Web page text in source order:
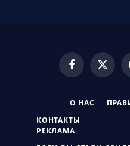
Facebook
X
О НАС
КОНТАКТЫ
РЕКЛАМА